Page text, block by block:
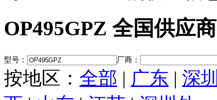
OP495GPZ 全国供应
型号： 厂商：
按地区： 全部 | 广东 | 深